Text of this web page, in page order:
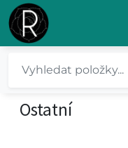
Ostatní